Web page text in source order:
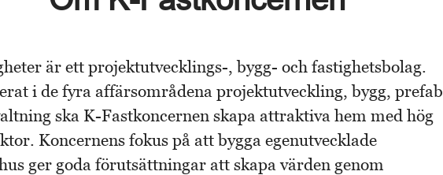
är ett projektutvecklings-, bygg- och fastighetsbolag.
i de fyra affärsområdena projektutveckling, bygg, prefab
ska K-Fastkoncernen skapa attraktiva hem med hög
Koncernens fokus på att bygga egenutvecklade
ger goda förutsättningar att skapa värden genom